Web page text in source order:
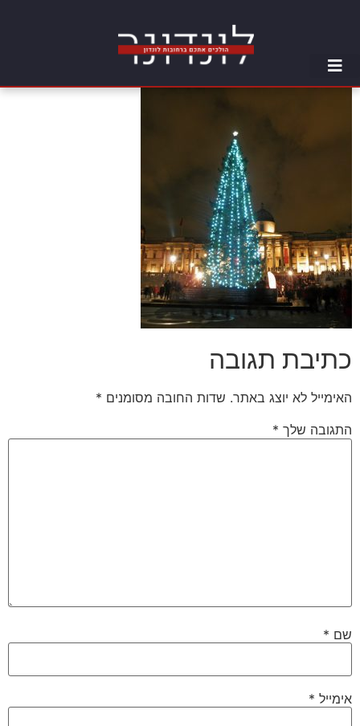
כתיבת תגובה
האימייל לא יוצג באתר. שדות החובה מסומנים *
התגובה שלך *
שם *
אימייל *